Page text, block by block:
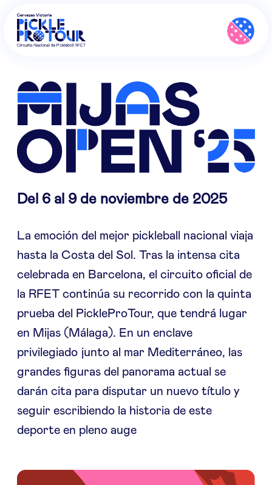
Del 6 al 9 de noviembre de 2025
La emoción del mejor pickleball nacional viaja
hasta la Costa del Sol. Tras la intensa cita
celebrada en Barcelona, el circuito oficial de
la RFET continúa su recorrido con la quinta
prueba del PickleProTour, que tendrá lugar
en Mijas (Málaga). En un enclave
privilegiado junto al mar Mediterráneo, las
grandes figuras del panorama actual se
darán cita para disputar un nuevo título y
seguir escribiendo la historia de este
deporte en pleno auge